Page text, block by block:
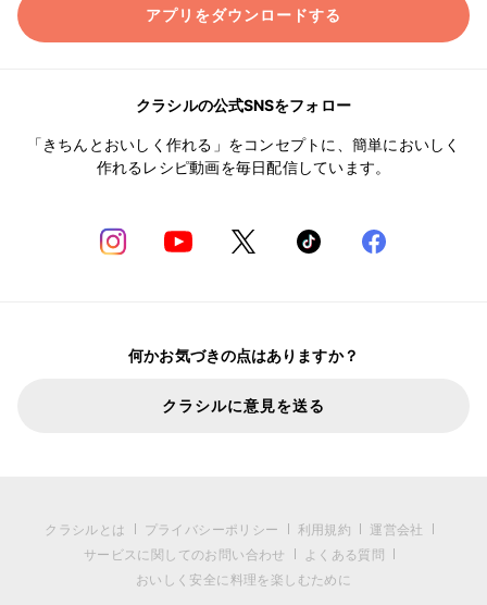
アプリをダウンロードする
クラシルの公式SNSをフォロー
「きちんとおいしく作れる」をコンセプトに、簡単においしく
作れるレシピ動画を毎日配信しています。
何かお気づきの点はありますか？
クラシルに意見を送る
クラシルとは プライバシーポリシー 利用規約
運営会社
サービスに関してのお問い合わせ
よくある質問
おいしく安全に料理を楽しむために